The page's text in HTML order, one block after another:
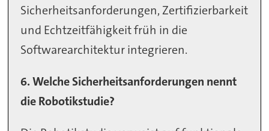
Sicherheitsanforderungen, Zertifizierbarkeit
und Echtzeitfähigkeit früh in die
Softwarearchitektur integrieren.
6. Welche Sicherheitsanforderungen nennt
die Robotikstudie?